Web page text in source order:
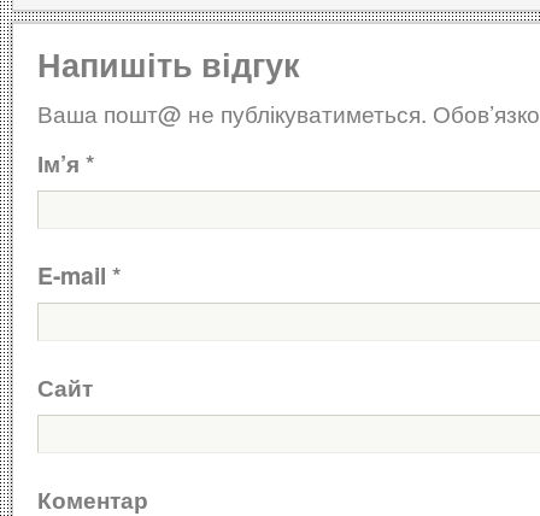
Напишіть відгук
Ваша пошт@ не публікуватиметься.
Ім’я *
E-mail *
Сайт
Коментар